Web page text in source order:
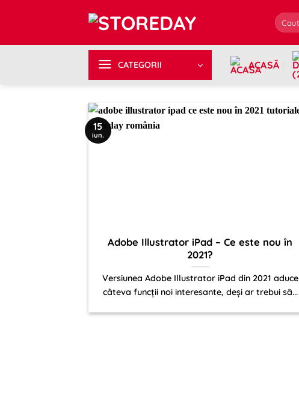
CATEGORII ACASĂ
Adobe Illustrator iPad – Ce este nou în
2021?
Versiunea Adobe Illustrator iPad din 2021 aduce
câteva funcții noi interesante, deși ar trebui să...
15
iun.